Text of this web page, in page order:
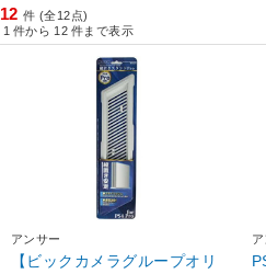
12 件 (全12点)
1 件から 12 件まで表示
アンサー
【ビックカメラグループオリ